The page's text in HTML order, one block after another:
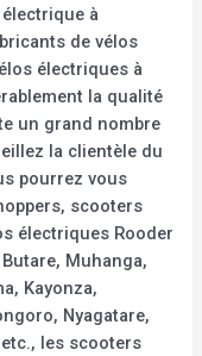
électrique à
de vélos
électriques à
la qualité
un grand nombre
la clientèle du
pourrez vous
scooters
électriques Rooder
Muhanga,
Kayonza,
Nyagatare,
les scooters